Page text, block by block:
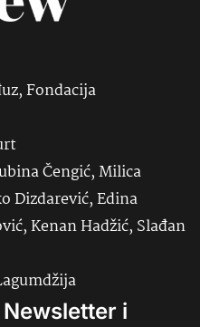
Fondacija
Čengić, Milica
Dizdarević, Edina
Kenan Hadžić, Slađan
i